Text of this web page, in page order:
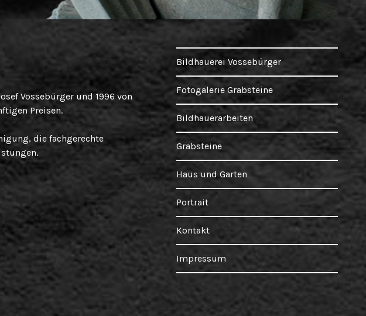
Vossebürger und 1996 von
Preisen.
die fachgerechte
Bildhauerei Vossebürger
Fotogalerie Grabsteine
Bildhauerarbeiten
Grabsteine
Haus und Garten
Portrait
Kontakt
Impressum